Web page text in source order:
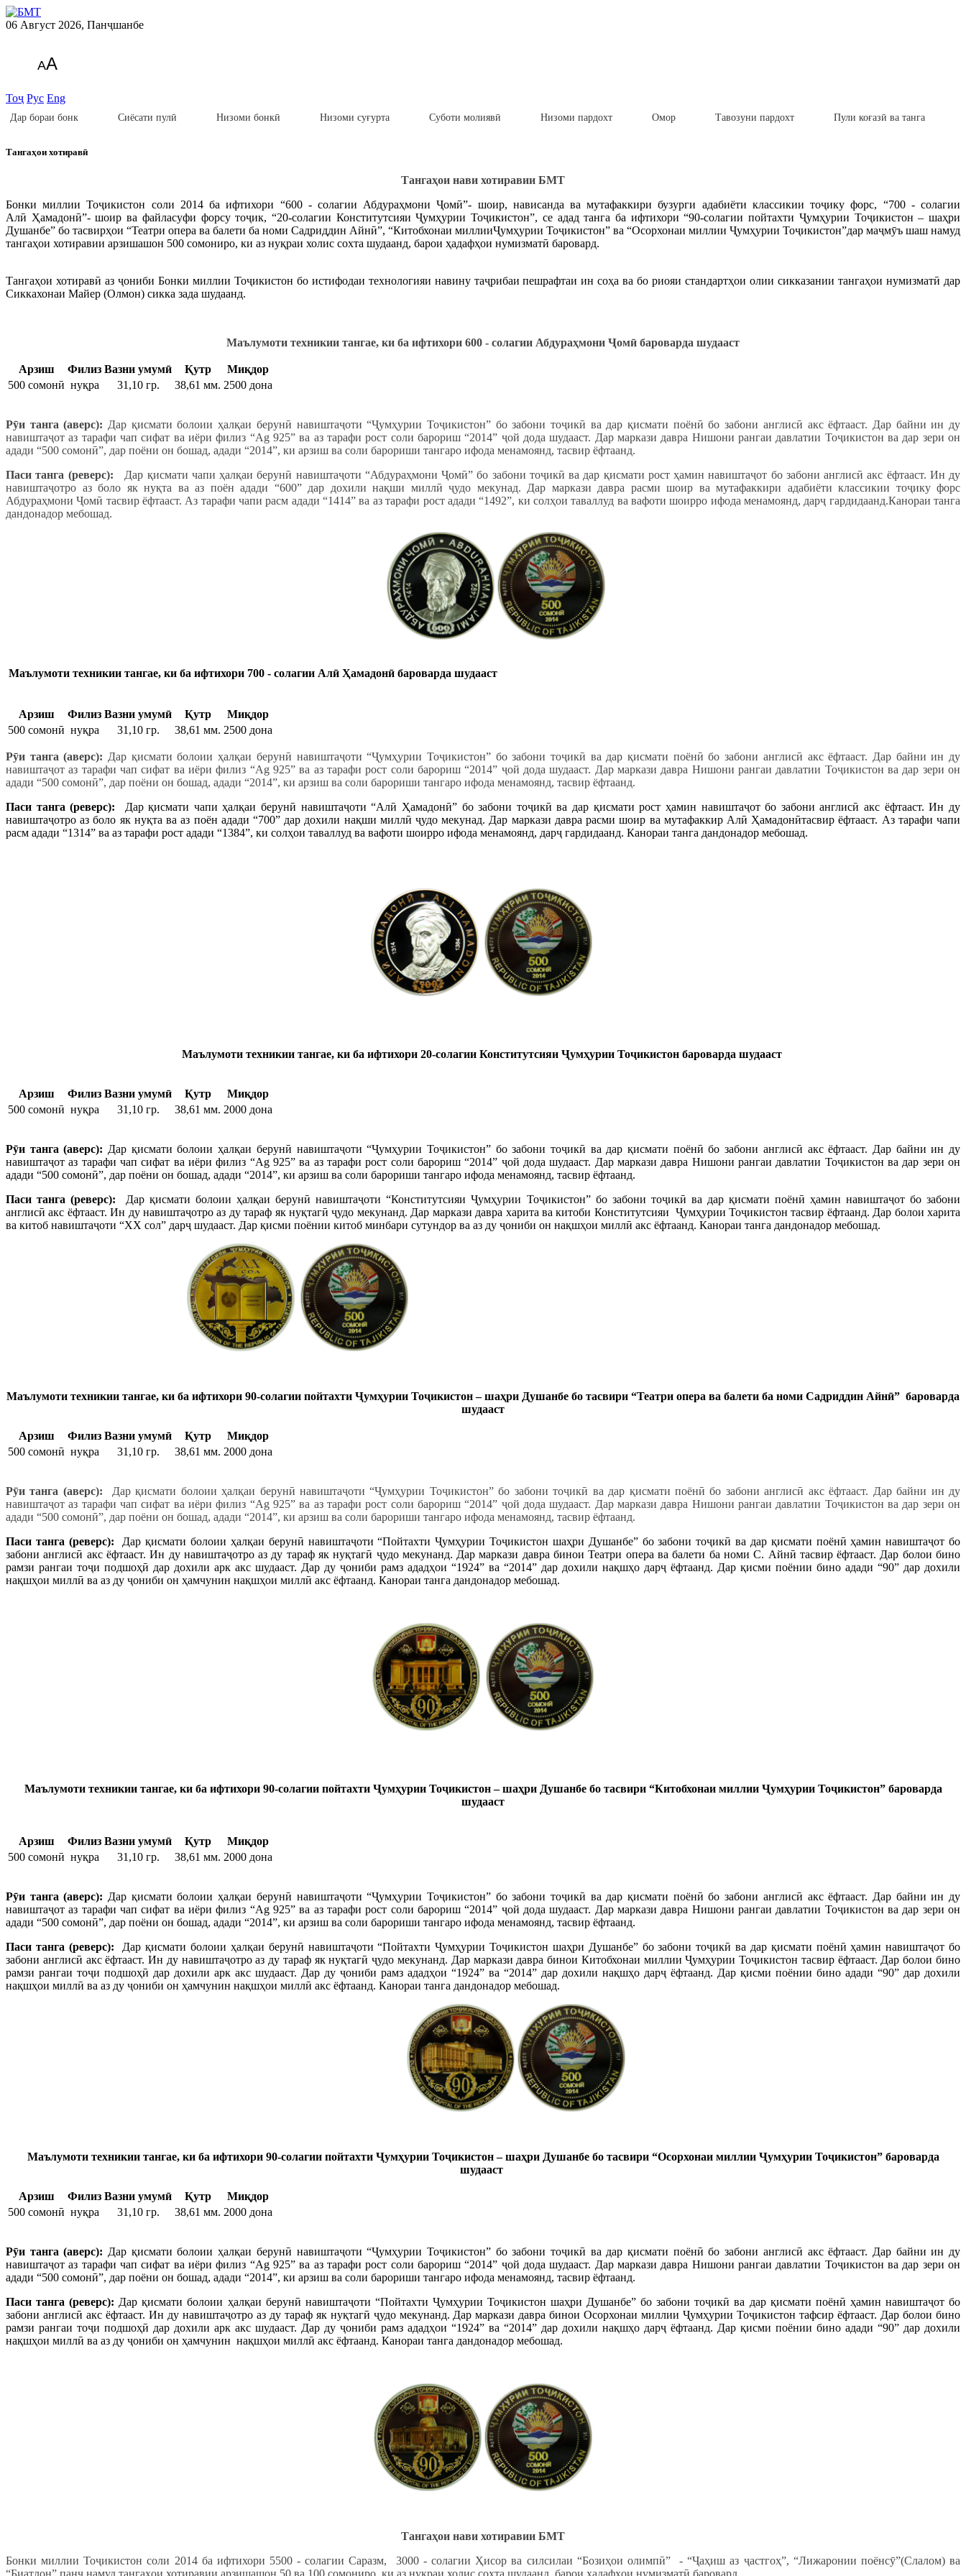
06 Август 2026, Панҷшанбе
AA
Тоҷ Рус Eng
Дар бораи бонк Сиёсати пулӣ Низоми бонкӣ Низоми суғурта Суботи молиявӣ Низоми пардохт Омор Тавозуни пардохт Пули коғазӣ ва танга
Тангаҳои хотиравӣ
Тангаҳои нави хотиравии БМТ
Бонки миллии Тоҷикистон соли 2014 ба ифтихори “600 - солагии Абдураҳмони Ҷомӣ”- шоир, нависанда ва мутафаккири бузурги адабиёти классикии тоҷику форс, “700 - солагии
Алӣ Ҳамадонӣ”- шоир ва файласуфи форсу тоҷик, “20-солагии Конститутсияи Ҷумҳурии Тоҷикистон”, се адад танга ба ифтихори “90-солагии пойтахти Ҷумҳурии Тоҷикистон – шаҳри
Душанбе” бо тасвирҳои “Театри опера ва балети ба номи Садриддин Айнӣ”, “Китобхонаи миллииҶумҳурии Тоҷикистон” ва “Осорхонаи миллии Ҷумҳурии Тоҷикистон”дар маҷмӯъ шаш намуд
тангаҳои хотиравии арзишашон 500 сомониро, ки аз нуқраи холис сохта шудаанд, барои ҳадафҳои нумизматӣ баровард.
Тангаҳои хотиравӣ аз ҷониби Бонки миллии Тоҷикистон бо истифодаи технологияи навину таҷрибаи пешрафтаи ин соҳа ва бо риояи стандартҳои олии сикказании тангаҳои нумизматӣ дар
Сиккахонаи Майер (Олмон) сикка зада шудаанд.
Маълумоти техникии тангае, ки ба ифтихори 600 - солагии Абдураҳмони Ҷомӣ бароварда шудааст
Арзиш Филиз Вазни умумӣ Қутр
Миқдор
500 сомонӣ нуқра 31,10 гр. 38,61 мм. 2500 дона
Рӯи танга (аверс): Дар қисмати болоии ҳалқаи берунӣ навиштаҷоти “Ҷумҳурии Тоҷикистон” бо забони тоҷикӣ ва дар қисмати поёнӣ бо забони англисӣ акс ёфтааст. Дар байни ин ду
навиштаҷот аз тарафи чап сифат ва иёри филиз “Ag 925” ва аз тарафи рост соли барориш “2014” ҷой дода шудааст. Дар маркази давра Нишони рангаи давлатии Тоҷикистон ва дар зери он
адади “500 сомонӣ”, дар поёни он бошад, адади “2014”, ки арзиш ва соли барориши тангаро ифода менамоянд, тасвир ёфтаанд.
Паси танга (реверс):
Дар қисмати чапи ҳалқаи берунӣ навиштаҷоти “Абдураҳмони Ҷомӣ” бо забони тоҷикӣ ва дар қисмати рост ҳамин навиштаҷот бо забони англисӣ акс ёфтааст. Ин ду
навиштаҷотро аз боло як нуқта ва аз поён адади “600” дар дохили нақши миллӣ ҷудо мекунад. Дар маркази давра расми шоир ва мутафаккири адабиёти классикии тоҷику форс
Абдураҳмони Ҷомӣ тасвир ёфтааст. Аз тарафи чапи расм адади “1414” ва аз тарафи рост адади “1492”, ки солҳои таваллуд ва вафоти шоирро ифода менамоянд, дарҷ гардидаанд.Канораи танга
дандонадор мебошад.
Маълумоти техникии тангае, ки ба ифтихори 700 - солагии Алӣ Ҳамадонӣ бароварда шудааст
Арзиш Филиз Вазни умумӣ Қутр
Миқдор
500 сомонӣ нуқра 31,10 гр. 38,61 мм. 2500 дона
Рӯи танга (аверс): Дар қисмати болоии ҳалқаи берунӣ навиштаҷоти “Ҷумҳурии Тоҷикистон” бо забони тоҷикӣ ва дар қисмати поёнӣ бо забони англисӣ акс ёфтааст. Дар байни ин ду
навиштаҷот аз тарафи чап сифат ва иёри филиз “Ag 925” ва аз тарафи рост соли барориш “2014” ҷой дода шудааст. Дар маркази давра Нишони рангаи давлатии Тоҷикистон ва дар зери он
адади “500 сомонӣ”, дар поёни он бошад, адади “2014”, ки арзиш ва соли барориши тангаро ифода менамоянд, тасвир ёфтаанд.
Паси танга (реверс): Дар қисмати чапи ҳалқаи берунӣ навиштаҷоти “Алӣ Ҳамадонӣ” бо забони тоҷикӣ ва дар қисмати рост ҳамин навиштаҷот бо забони англисӣ акс ёфтааст. Ин ду
навиштаҷотро аз боло як нуқта ва аз поён адади “700” дар дохили нақши миллӣ ҷудо мекунад. Дар маркази давра расми шоир ва мутафаккир Алӣ Ҳамадонӣтасвир ёфтааст. Аз тарафи чапи
расм адади “1314” ва аз тарафи рост адади “1384”, ки солҳои таваллуд ва вафоти шоирро ифода менамоянд, дарҷ гардидаанд. Канораи танга дандонадор мебошад.
Маълумоти техникии тангае, ки ба ифтихори 20-солагии Конститутсияи Ҷумҳурии Тоҷикистон бароварда шудааст
Арзиш Филиз Вазни умумӣ Қутр
Миқдор
500 сомонӣ нуқра 31,10 гр. 38,61 мм. 2000 дона
Рӯи танга (аверс): Дар қисмати болоии ҳалқаи берунӣ навиштаҷоти “Ҷумҳурии Тоҷикистон” бо забони тоҷикӣ ва дар қисмати поёнӣ бо забони англисӣ акс ёфтааст. Дар байни ин ду
навиштаҷот аз тарафи чап сифат ва иёри филиз “Ag 925” ва аз тарафи рост соли барориш “2014” ҷой дода шудааст. Дар маркази давра Нишони рангаи давлатии Тоҷикистон ва дар зери он
адади “500 сомонӣ”, дар поёни он бошад, адади “2014”, ки арзиш ва соли барориши тангаро ифода менамоянд, тасвир ёфтаанд.
Паси танга (реверс): Дар қисмати болоии ҳалқаи берунӣ навиштаҷоти “Конститутсияи Ҷумҳурии Тоҷикистон” бо забони тоҷикӣ ва дар қисмати поёнӣ ҳамин навиштаҷот бо забони
англисӣ акс ёфтааст. Ин ду навиштаҷотро аз ду тараф як нуқтагӣ ҷудо мекунанд. Дар маркази давра харита ва китоби Конститутсияи Ҷумҳурии Тоҷикистон тасвир ёфтаанд. Дар болои харита
ва китоб навиштаҷоти “ХХ сол” дарҷ шудааст. Дар қисми поёнии китоб минбари сутундор ва аз ду ҷониби он нақшҳои миллӣ акс ёфтаанд. Канораи танга дандонадор мебошад.
Маълумоти техникии тангае, ки ба ифтихори 90-солагии пойтахти Ҷумҳурии Тоҷикистон – шаҳри Душанбе бо тасвири “Театри опера ва балети ба номи Садриддин Айнӣ” бароварда
шудааст
Арзиш Филиз Вазни умумӣ Қутр
Миқдор
500 сомонӣ нуқра 31,10 гр. 38,61 мм. 2000 дона
Рӯи танга (аверс): Дар қисмати болоии ҳалқаи берунӣ навиштаҷоти “Ҷумҳурии Тоҷикистон” бо забони тоҷикӣ ва дар қисмати поёнӣ бо забони англисӣ акс ёфтааст. Дар байни ин ду
навиштаҷот аз тарафи чап сифат ва иёри филиз “Ag 925” ва аз тарафи рост соли барориш “2014” ҷой дода шудааст. Дар маркази давра Нишони рангаи давлатии Тоҷикистон ва дар зери он
адади “500 сомонӣ”, дар поёни он бошад, адади “2014”, ки арзиш ва соли барориши тангаро ифода менамоянд, тасвир ёфтаанд.
Паси танга (реверс): Дар қисмати болоии ҳалқаи берунӣ навиштаҷоти “Пойтахти Ҷумҳурии Тоҷикистон шаҳри Душанбе” бо забони тоҷикӣ ва дар қисмати поёнӣ ҳамин навиштаҷот бо
забони англисӣ акс ёфтааст. Ин ду навиштаҷотро аз ду тараф як нуқтагӣ ҷудо мекунанд. Дар маркази давра бинои Театри опера ва балети ба номи С. Айнӣ тасвир ёфтааст. Дар болои бино
рамзи рангаи тоҷи подшоҳӣ дар дохили арк акс шудааст. Дар ду ҷониби рамз ададҳои “1924” ва “2014” дар дохили нақшҳо дарҷ ёфтаанд. Дар қисми поёнии бино адади “90” дар дохили
нақшҳои миллӣ ва аз ду ҷониби он ҳамчунин нақшҳои миллӣ акс ёфтаанд. Канораи танга дандонадор мебошад.
Маълумоти техникии тангае, ки ба ифтихори 90-солагии пойтахти Ҷумҳурии Тоҷикистон – шаҳри Душанбе бо тасвири “Китобхонаи миллии Ҷумҳурии Тоҷикистон” бароварда
шудааст
Арзиш Филиз Вазни умумӣ Қутр
Миқдор
500 сомонӣ нуқра 31,10 гр. 38,61 мм. 2000 дона
Рӯи танга (аверс): Дар қисмати болоии ҳалқаи берунӣ навиштаҷоти “Ҷумҳурии Тоҷикистон” бо забони тоҷикӣ ва дар қисмати поёнӣ бо забони англисӣ акс ёфтааст. Дар байни ин ду
навиштаҷот аз тарафи чап сифат ва иёри филиз “Ag 925” ва аз тарафи рост соли барориш “2014” ҷой дода шудааст. Дар маркази давра Нишони рангаи давлатии Тоҷикистон ва дар зери он
адади “500 сомонӣ”, дар поёни он бошад, адади “2014”, ки арзиш ва соли барориши тангаро ифода менамоянд, тасвир ёфтаанд.
Паси танга (реверс): Дар қисмати болоии ҳалқаи берунӣ навиштаҷоти “Пойтахти Ҷумҳурии Тоҷикистон шаҳри Душанбе” бо забони тоҷикӣ ва дар қисмати поёнӣ ҳамин навиштаҷот бо
забони англисӣ акс ёфтааст. Ин ду навиштаҷотро аз ду тараф як нуқтагӣ ҷудо мекунанд. Дар маркази давра бинои Китобхонаи миллии Ҷумҳурии Тоҷикистон тасвир ёфтааст. Дар болои бино
рамзи рангаи тоҷи подшоҳӣ дар дохили арк акс шудааст. Дар ду ҷониби рамз ададҳои “1924” ва “2014” дар дохили нақшҳо дарҷ ёфтаанд. Дар қисми поёнии бино адади “90” дар дохили
нақшҳои миллӣ ва аз ду ҷониби он ҳамчунин нақшҳои миллӣ акс ёфтаанд. Канораи танга дандонадор мебошад.
Маълумоти техникии тангае, ки ба ифтихори 90-солагии пойтахти Ҷумҳурии Тоҷикистон – шаҳри Душанбе бо тасвири “Осорхонаи миллии Ҷумҳурии Тоҷикистон” бароварда
шудааст
Арзиш Филиз Вазни умумӣ Қутр
Миқдор
500 сомонӣ нуқра 31,10 гр. 38,61 мм. 2000 дона
Рӯи танга (аверс): Дар қисмати болоии ҳалқаи берунӣ навиштаҷоти “Ҷумҳурии Тоҷикистон” бо забони тоҷикӣ ва дар қисмати поёнӣ бо забони англисӣ акс ёфтааст. Дар байни ин ду
навиштаҷот аз тарафи чап сифат ва иёри филиз “Ag 925” ва аз тарафи рост соли барориш “2014” ҷой дода шудааст. Дар маркази давра Нишони рангаи давлатии Тоҷикистон ва дар зери он
адади “500 сомонӣ”, дар поёни он бошад, адади “2014”, ки арзиш ва соли барориши тангаро ифода менамоянд, тасвир ёфтаанд.
Паси танга (реверс): Дар қисмати болоии ҳалқаи берунӣ навиштаҷоти “Пойтахти Ҷумҳурии Тоҷикистон шаҳри Душанбе” бо забони тоҷикӣ ва дар қисмати поёнӣ ҳамин навиштаҷот бо
забони англисӣ акс ёфтааст. Ин ду навиштаҷотро аз ду тараф як нуқтагӣ ҷудо мекунанд. Дар маркази давра бинои Осорхонаи миллии Ҷумҳурии Тоҷикистон тафсир ёфтааст. Дар болои бино
рамзи рангаи тоҷи подшоҳӣ дар дохили арк акс шудааст. Дар ду ҷониби рамз ададҳои “1924” ва “2014” дар дохили нақшҳо дарҷ ёфтаанд. Дар қисми поёнии бино адади “90” дар дохили
нақшҳои миллӣ ва аз ду ҷониби он ҳамчунин нақшҳои миллӣ акс ёфтаанд. Канораи танга дандонадор мебошад.
Тангаҳои нави хотиравии БМТ
Бонки миллии Тоҷикистон соли 2014 ба ифтихори 5500 - солагии Саразм, 3000 - солагии Ҳисор ва силсилаи “Бозиҳои олимпӣ” - “Ҷаҳиш аз ҷастгоҳ”, “Лижаронии поёнсӯ”(Слалом) ва